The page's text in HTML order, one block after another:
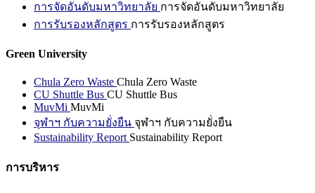
การจัดอันดับมหาวิทยาลัย การจัดอันดับมหาวิทยาลัย
การรับรองหลักสูตร การรับรองหลักสูตร
Green University
Chula Zero Waste Chula Zero Waste
CU Shuttle Bus CU Shuttle Bus
MuvMi MuvMi
จุฬาฯ กับความยั่งยืน จุฬาฯ กับความยั่งยืน
Sustainability Report Sustainability Report
การบริหาร